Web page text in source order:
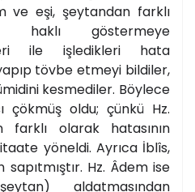
ve eşi, şeytandan farklı
haklı göstermeye
ile işledikleri hata
tövbe etmeyi bildiler,
kesmediler. Böylece
çökmüş oldu; çünkü Hz.
farklı olarak hatasının
yöneldi. Ayrıca İblîs,
sapıtmıştır. Hz. Âdem ise
aldatmasından